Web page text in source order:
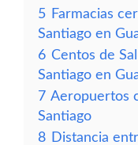
5 Farmacias
Santiago en
6 Centos de
Santiago en
7 Aeropuertos
Santiago
8 Distancia